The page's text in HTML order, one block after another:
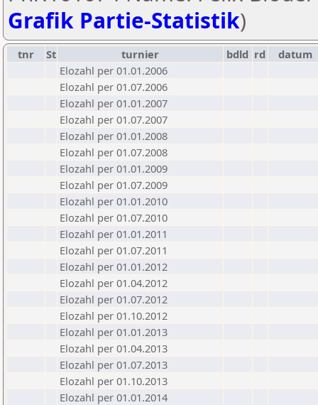
Grafik Partie-Statistik)
tnr St turnier bdld rd
datum
Elozahl per 01.01.2006
Elozahl per 01.07.2006
Elozahl per 01.01.2007
Elozahl per 01.07.2007
Elozahl per 01.01.2008
Elozahl per 01.07.2008
Elozahl per 01.01.2009
Elozahl per 01.07.2009
Elozahl per 01.01.2010
Elozahl per 01.07.2010
Elozahl per 01.01.2011
Elozahl per 01.07.2011
Elozahl per 01.01.2012
Elozahl per 01.04.2012
Elozahl per 01.07.2012
Elozahl per 01.10.2012
Elozahl per 01.01.2013
Elozahl per 01.04.2013
Elozahl per 01.07.2013
Elozahl per 01.10.2013
Elozahl per 01.01.2014